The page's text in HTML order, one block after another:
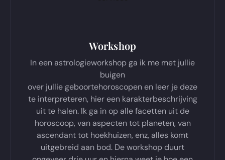
Workshop
In een astrologieworkshop ga ik me met jullie
buigen
over jullie geboortehoroscopen en leer je deze
te interpreteren, hier een karakterbeschrijving
uit te halen. Ik ga in op alle facetten uit de
horoscoop, van aspecten tot planeten, van
ascendant tot hoekhuizen, enz, alles komt
uitgebreid aan bod. De workshop duurt